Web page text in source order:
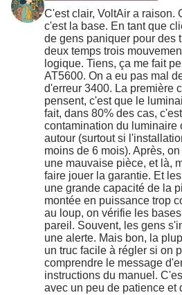
C'est clair, VoltAir a raison.
c'est la base. En tant que
de gens paniquer pour des
deux temps trois
logique. Tiens, ça me fait
AT5600. On a eu pas mal
d'erreur 3400. La première
pensent, c'est que le
fait, dans 80% des cas,
contamination du luminaire
autour (surtout si
moins de 6 mois). Après,
une mauvaise pièce, et là,
faire jouer la garantie. Et
une grande capacité de la
montée en puissance trop
au loup, on vérifie les
pareil. Souvent, les gens
une alerte. Mais bon, la
un truc facile à régler si on
comprendre le message
instructions du manuel.
avec un peu de patience et